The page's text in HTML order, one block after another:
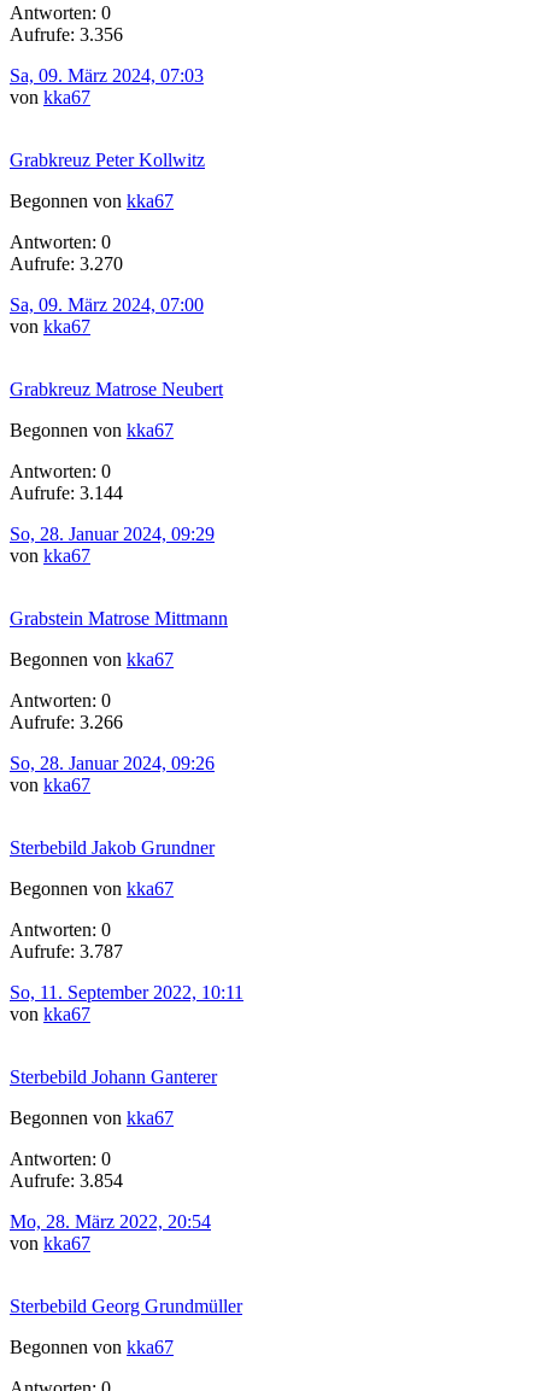
Antworten: 0
Aufrufe: 3.356
Sa, 09. März 2024, 07:03
von kka67
Grabkreuz Peter Kollwitz
Begonnen von kka67
Antworten: 0
Aufrufe: 3.270
Sa, 09. März 2024, 07:00
von kka67
Grabkreuz Matrose Neubert
Begonnen von kka67
Antworten: 0
Aufrufe: 3.144
So, 28. Januar 2024, 09:29
von kka67
Grabstein Matrose Mittmann
Begonnen von kka67
Antworten: 0
Aufrufe: 3.266
So, 28. Januar 2024, 09:26
von kka67
Sterbebild Jakob Grundner
Begonnen von kka67
Antworten: 0
Aufrufe: 3.787
So, 11. September 2022, 10:11
von kka67
Sterbebild Johann Ganterer
Begonnen von kka67
Antworten: 0
Aufrufe: 3.854
Mo, 28. März 2022, 20:54
von kka67
Sterbebild Georg Grundmüller
Begonnen von kka67